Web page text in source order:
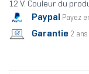
12 V. Couleur du
Paypal Payez
Garantie 2 ans